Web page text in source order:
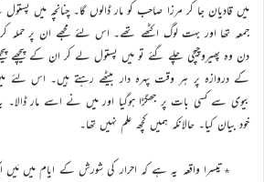
میں قادیان جا کر مرزا صاحب کو مار ڈالوں گا۔ چنانچہ میں
جمعہ تھا اور بہت لوگ اکٹھے تھے۔ اس لئے مجھے ان پر
دن وہ پھیروچیچی چلے گئے تو میں پستول لے کر ان کے پیچھے
کے دروازہ پر ہر وقت پہرہ دار بیٹھے رہتے ہیں۔ اس لئے
بیوی سے کسی بات پر جھگڑا ہوگیا اور میں نے اسے مار
خود بیان کیا۔ حالانکہ ہمیں کچھ علم نہیں تھا۔
٭تیسرا واقعہ یہ ہے کہ احرار کی شورش کے ایام میں مَیں